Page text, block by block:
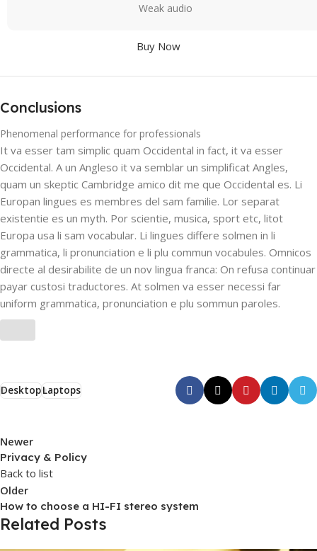
Weak audio
Buy Now
Conclusions
Phenomenal performance for professionals
It va esser tam simplic quam Occidental in fact, it va esser
Occidental. A un Angleso it va semblar un simplificat Angles,
quam un skeptic Cambridge amico dit me que Occidental es. Li
Europan lingues es membres del sam familie. Lor separat
existentie es un myth. Por scientie, musica, sport etc, litot
Europa usa li sam vocabular. Li lingues differe solmen in li
grammatica, li pronunciation e li plu commun vocabules. Omnicos
directe al desirabilite de un nov lingua franca: On refusa continuar
payar custosi traductores. At solmen va esser necessi far
uniform grammatica, pronunciation e plu sommun paroles.
DesktopLaptops
Newer
Privacy & Policy
Back to list
Older
How to choose a HI-FI stereo system
Related Posts